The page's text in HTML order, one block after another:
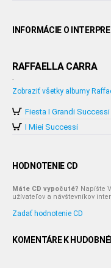
INFORMÁCIE O
RAFFAELLA CARRA
-
Zobraziť všetky albumy
Fiesta I Grandi Successi
I Miei Successi
HODNOTENIE CD
Máte CD vypočuté? Napíšte
užívateľov a návštevníkov
Zadať hodnotenie CD
KOMENTÁRE K